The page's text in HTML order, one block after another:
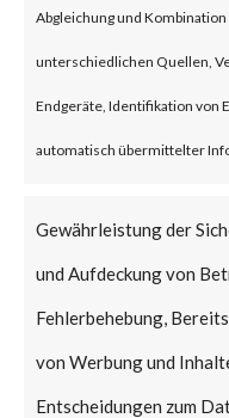
Abgleichung und Kombination
unterschiedlichen Quellen,
Endgeräte, Identifikation von
automatisch übermittelter
Gewährleistung der
und Aufdeckung von
Fehlerbehebung,
von Werbung und
Entscheidungen zum
and auditing
server. The
that Citrix
is required.
Why is this
This is